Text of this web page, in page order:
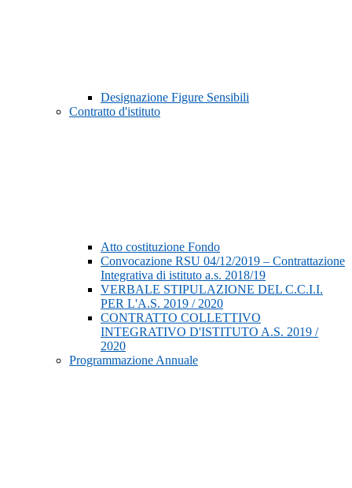
Designazione Figure Sensibili
Contratto d'istituto
Atto costituzione Fondo
Convocazione RSU 04/12/2019 – Contrattazione
Integrativa di istituto a.s. 2018/19
VERBALE STIPULAZIONE DEL C.C.I.I.
PER L'A.S. 2019 / 2020
CONTRATTO COLLETTIVO
INTEGRATIVO D'ISTITUTO A.S. 2019 /
2020
Programmazione Annuale